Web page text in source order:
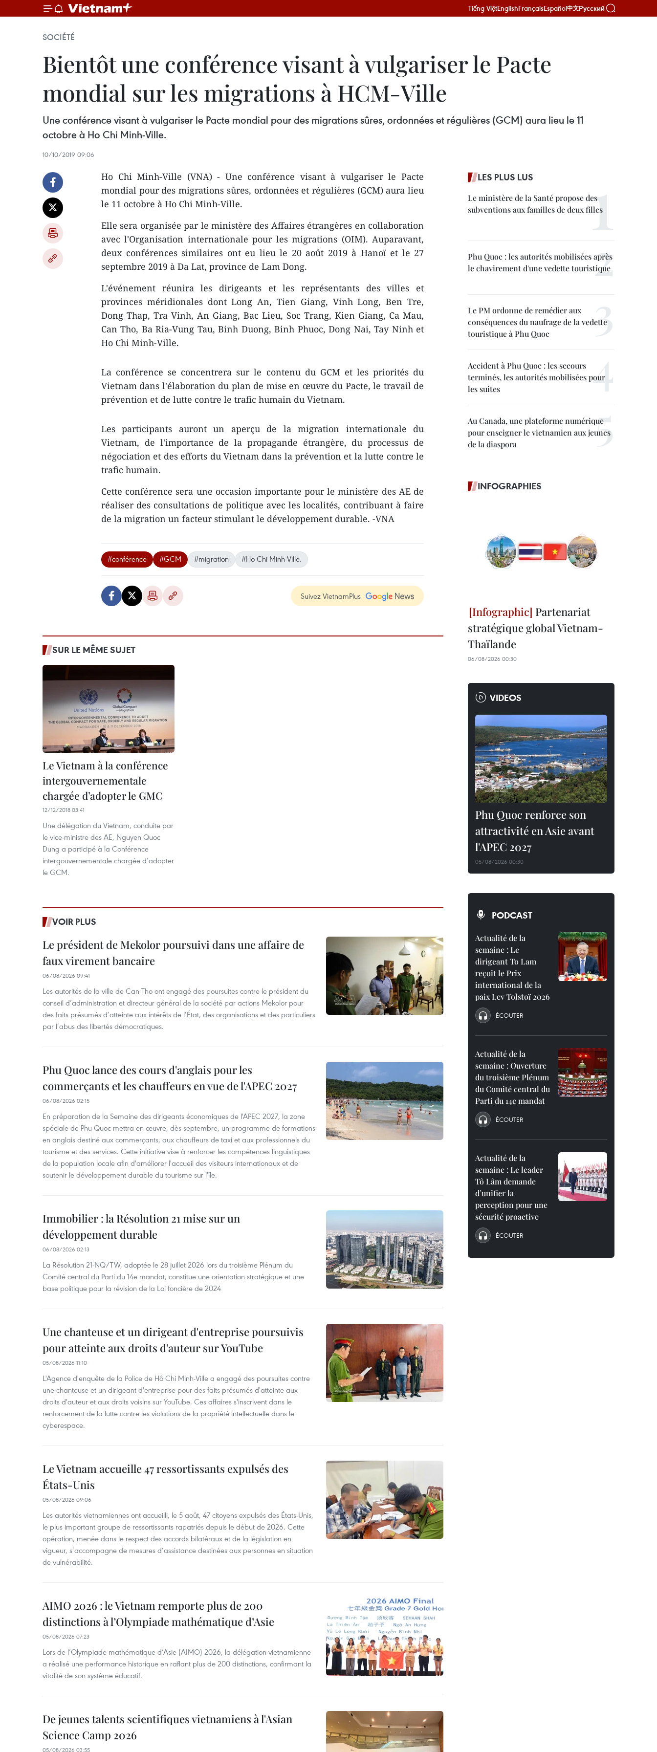
Tiếng ViệtEnglishFrançaisEspañol中文Русский
SOCIÉTÉ
Bientôt une conférence visant à vulgariser le Pacte
mondial sur les migrations à HCM-Ville
Une conférence visant à vulgariser le Pacte mondial pour des migrations sûres, ordonnées et régulières (GCM) aura lieu le 11
octobre à Ho Chi Minh-Ville.
10/10/2019 09:06
Ho Chi Minh-Ville (VNA) - Une conférence visant à vulgariser le Pacte
mondial pour des migrations sûres, ordonnées et régulières (GCM) aura lieu
le 11 octobre à Ho Chi Minh-Ville.
Elle sera organisée par le ministère des Affaires étrangères en collaboration
avec l'Organisation internationale pour les migrations (OIM). Auparavant,
deux conférences similaires ont eu lieu le 20 août 2019 à Hanoï et le 27
septembre 2019 à Da Lat, province de Lam Dong.
L'événement réunira les dirigeants et les représentants des villes et
provinces méridionales dont Long An, Tien Giang, Vinh Long, Ben Tre,
Dong Thap, Tra Vinh, An Giang, Bac Lieu, Soc Trang, Kien Giang, Ca Mau,
Can Tho, Ba Ria-Vung Tau, Binh Duong, Binh Phuoc, Dong Nai, Tay Ninh et
Ho Chi Minh-Ville.
La conférence se concentrera sur le contenu du GCM et les priorités du
Vietnam dans l'élaboration du plan de mise en œuvre du Pacte, le travail de
prévention et de lutte contre le trafic humain du Vietnam.
Les participants auront un aperçu de la migration internationale du
Vietnam, de l'importance de la propagande étrangère, du processus de
négociation et des efforts du Vietnam dans la prévention et la lutte contre le
trafic humain.
Cette conférence sera une occasion importante pour le ministère des AE de
réaliser des consultations de politique avec les localités, contribuant à faire
de la migration un facteur stimulant le développement durable. -VNA
#conférence #GCM #migration #Ho Chi Minh-Ville.
Suivez VietnamPlus
SUR LE MÊME SUJET
Le Vietnam à la conférence
intergouvernementale
chargée d’adopter le GMC
12/12/2018 03:41
Une délégation du Vietnam, conduite par
le vice-ministre des AE, Nguyen Quoc
Dung a participé à la Conférence
intergouvernementale chargée d’adopter
le GCM.
VOIR PLUS
Le président de Mekolor poursuivi dans une affaire de
faux virement bancaire
06/08/2026 09:41
Les autorités de la ville de Can Tho ont engagé des poursuites contre le président du
conseil d’administration et directeur général de la société par actions Mekolor pour
des faits présumés d’atteinte aux intérêts de l’État, des organisations et des particuliers
par l’abus des libertés démocratiques.
Phu Quoc lance des cours d'anglais pour les
commerçants et les chauffeurs en vue de l'APEC 2027
06/08/2026 02:15
En préparation de la Semaine des dirigeants économiques de l'APEC 2027, la zone
spéciale de Phu Quoc mettra en œuvre, dès septembre, un programme de formations
en anglais destiné aux commerçants, aux chauffeurs de taxi et aux professionnels du
tourisme et des services. Cette initiative vise à renforcer les compétences linguistiques
de la population locale afin d'améliorer l'accueil des visiteurs internationaux et de
soutenir le développement durable du tourisme sur l'île.
Immobilier : la Résolution 21 mise sur un
développement durable
06/08/2026 02:13
La Résolution 21-NQ/TW, adoptée le 28 juillet 2026 lors du troisième Plénum du
Comité central du Parti du 14e mandat, constitue une orientation stratégique et une
base politique pour la révision de la Loi foncière de 2024
Une chanteuse et un dirigeant d'entreprise poursuivis
pour atteinte aux droits d'auteur sur YouTube
05/08/2026 11:10
L'Agence d'enquête de la Police de Hô Chi Minh-Ville a engagé des poursuites contre
une chanteuse et un dirigeant d'entreprise pour des faits présumés d'atteinte aux
droits d'auteur et aux droits voisins sur YouTube. Ces affaires s'inscrivent dans le
renforcement de la lutte contre les violations de la propriété intellectuelle dans le
cyberespace.
Le Vietnam accueille 47 ressortissants expulsés des
États-Unis
05/08/2026 09:06
Les autorités vietnamiennes ont accueilli, le 5 août, 47 citoyens expulsés des États-Unis,
le plus important groupe de ressortissants rapatriés depuis le début de 2026. Cette
opération, menée dans le respect des accords bilatéraux et de la législation en
vigueur, s’accompagne de mesures d’assistance destinées aux personnes en situation
de vulnérabilité.
AIMO 2026 : le Vietnam remporte plus de 200
distinctions à l’Olympiade mathématique d’Asie
05/08/2026 07:23
Lors de l’Olympiade mathématique d’Asie (AIMO) 2026, la délégation vietnamienne
a réalisé une performance historique en raflant plus de 200 distinctions, confirmant la
vitalité de son système éducatif.
De jeunes talents scientifiques vietnamiens à l'Asian
Science Camp 2026
05/08/2026 03:55
LES PLUS LUS
Le ministère de la Santé propose des
subventions aux familles de deux filles
Phu Quoc : les autorités mobilisées après
le chavirement d'une vedette touristique
Le PM ordonne de remédier aux
conséquences du naufrage de la vedette
touristique à Phu Quoc
Accident à Phu Quoc : les secours
terminés, les autorités mobilisées pour
les suites
Au Canada, une plateforme numérique
pour enseigner le vietnamien aux jeunes
de la diaspora
INFOGRAPHIES
Partenariat
stratégique global Vietnam-
Thaïlande
06/08/2026 00:30
VIDEOS
Phu Quoc renforce son
attractivité en Asie avant
l'APEC 2027
05/08/2026 00:30
PODCAST
Actualité de la
semaine : Le
dirigeant To Lam
reçoit le Prix
international de la
paix Lev Tolstoï 2026
ÉCOUTER
Actualité de la
semaine : Ouverture
du troisième Plénum
du Comité central du
Parti du 14e mandat
ÉCOUTER
Actualité de la
semaine : Le leader
Tô Lâm demande
d’unifier la
perception pour une
sécurité proactive
ÉCOUTER